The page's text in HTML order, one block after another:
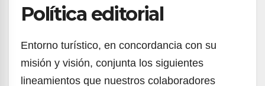
Política editorial
Entorno turístico, en concordancia con su
misión y visión, conjunta los siguientes
lineamientos que nuestros colaboradores